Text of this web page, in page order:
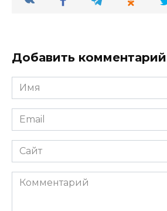
Добавить комментарий
Имя
*
Email
*
Сайт
Комментарий